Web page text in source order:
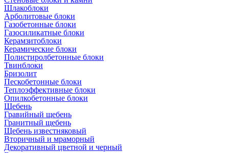
Шлакоблоки
Арболитовые блоки
Газобетонные блоки
Газосиликатные блоки
Керамзитоблоки
Керамические блоки
Полистиролбетонные блоки
Твинблоки
Бризолит
Пескобетонные блоки
Теплоэффективные блоки
Опилкобетонные блоки
Щебень
Гравийный щебень
Гранитный щебень
Щебень известняковый
Вторичный и мраморный
Декоративный цветной и черный